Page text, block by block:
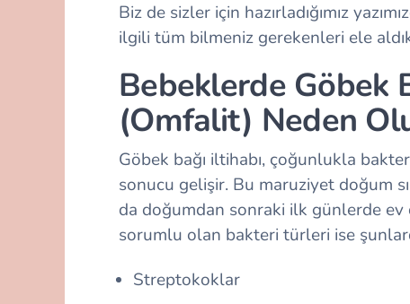
Biz de sizler için hazırladığımız
ilgili tüm bilmeniz gerekenleri ele
Bebeklerde Göbek
(Omfalit) Neden
Göbek bağı iltihabı, çoğunlukla
sonucu gelişir. Bu maruziyet doğum
da doğumdan sonraki ilk günlerde ev
sorumlu olan bakteri türleri ise
Streptokoklar